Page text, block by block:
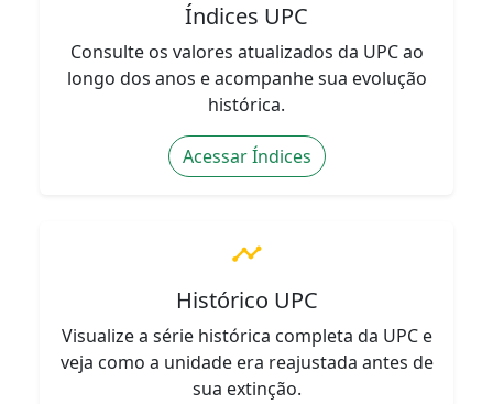
Índices UPC
Consulte os valores atualizados da UPC ao
longo dos anos e acompanhe sua evolução
histórica.
Acessar Índices
timeline
Histórico UPC
Visualize a série histórica completa da UPC e
veja como a unidade era reajustada antes de
sua extinção.